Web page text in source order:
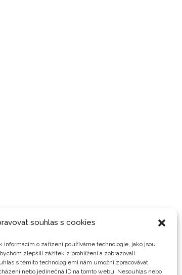
souhlas s cookies
o zařízení používáme technologie, jako jsou
zlepšili zážitek z prohlížení a zobrazovali
s těmito technologiemi nám umožní zpracovávat
nebo jedinečná ID na tomto webu. Nesouhlas nebo